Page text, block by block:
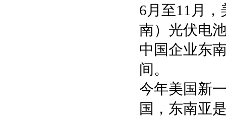
6月至11月
南）光伏电
中国企业东
间。
今年美国新
国，东南亚